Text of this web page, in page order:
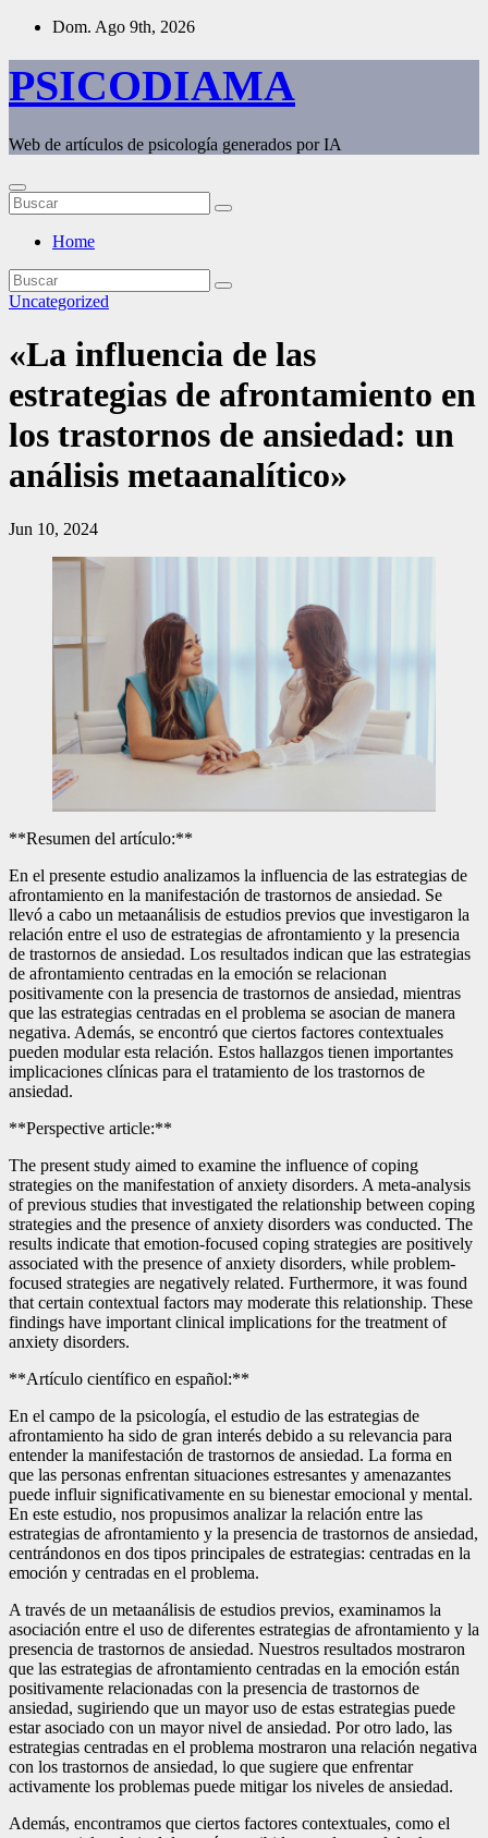
Saltar
contenido
Dom. Ago 9th, 2026
PSICODIAMA
Web de artículos de psicología generados por IA
Home
Uncategorized
«La influencia de las
estrategias de afrontamiento en
los trastornos de ansiedad: un
análisis metaanalítico»
Jun 10, 2024
**Resumen del artículo:**
En el presente estudio analizamos la influencia de las estrategias de
afrontamiento en la manifestación de trastornos de ansiedad. Se
llevó a cabo un metaanálisis de estudios previos que investigaron la
relación entre el uso de estrategias de afrontamiento y la presencia
de trastornos de ansiedad. Los resultados indican que las estrategias
de afrontamiento centradas en la emoción se relacionan
positivamente con la presencia de trastornos de ansiedad, mientras
que las estrategias centradas en el problema se asocian de manera
negativa. Además, se encontró que ciertos factores contextuales
pueden modular esta relación. Estos hallazgos tienen importantes
implicaciones clínicas para el tratamiento de los trastornos de
ansiedad.
**Perspective article:**
The present study aimed to examine the influence of coping
strategies on the manifestation of anxiety disorders. A meta-analysis
of previous studies that investigated the relationship between coping
strategies and the presence of anxiety disorders was conducted. The
results indicate that emotion-focused coping strategies are positively
associated with the presence of anxiety disorders, while problem-
focused strategies are negatively related. Furthermore, it was found
that certain contextual factors may moderate this relationship. These
findings have important clinical implications for the treatment of
anxiety disorders.
**Artículo científico en español:**
En el campo de la psicología, el estudio de las estrategias de
afrontamiento ha sido de gran interés debido a su relevancia para
entender la manifestación de trastornos de ansiedad. La forma en
que las personas enfrentan situaciones estresantes y amenazantes
puede influir significativamente en su bienestar emocional y mental.
En este estudio, nos propusimos analizar la relación entre las
estrategias de afrontamiento y la presencia de trastornos de ansiedad,
centrándonos en dos tipos principales de estrategias: centradas en la
emoción y centradas en el problema.
A través de un metaanálisis de estudios previos, examinamos la
asociación entre el uso de diferentes estrategias de afrontamiento y la
presencia de trastornos de ansiedad. Nuestros resultados mostraron
que las estrategias de afrontamiento centradas en la emoción están
positivamente relacionadas con la presencia de trastornos de
ansiedad, sugiriendo que un mayor uso de estas estrategias puede
estar asociado con un mayor nivel de ansiedad. Por otro lado, las
estrategias centradas en el problema mostraron una relación negativa
con los trastornos de ansiedad, lo que sugiere que enfrentar
activamente los problemas puede mitigar los niveles de ansiedad.
Además, encontramos que ciertos factores contextuales, como el